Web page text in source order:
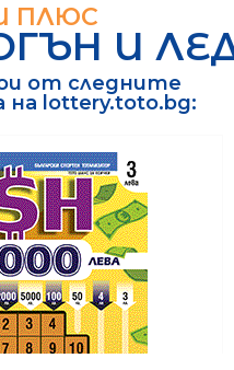
ПЛЮС
И
от следните
на lottery.toto.bg: